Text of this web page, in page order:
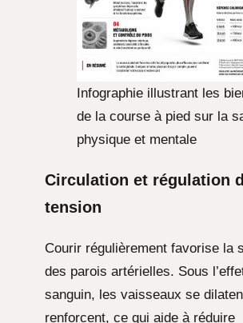
Infographie illustrant les
de la course à pied sur la
physique et mentale
Circulation et régulation
tension
Courir régulièrement favorise la
des parois artérielles. Sous
sanguin, les vaisseaux se
renforcent, ce qui aide à réduire